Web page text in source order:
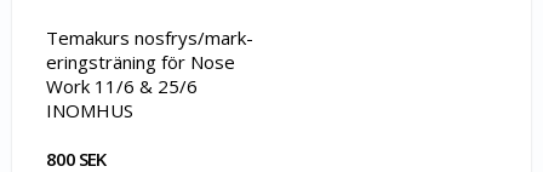
Lägg till i favoritlistan
Temakurs n­o­s­f­r­y­s­/­m­a­r­k­
e­r­i­n­g­s­t­r­ä­n­i­n­g för Nose
Work 11/6 & 25/6
INOMHUS
800 SEK